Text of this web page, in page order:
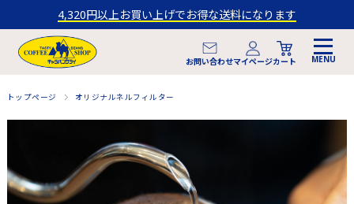
4,320円以上お買い上げでお得な送料になります
お問い合わせマイページカート
トップページ オリジナルネルフィルター